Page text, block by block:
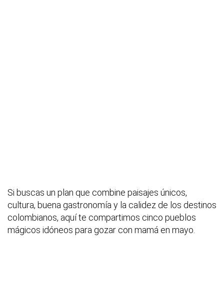
Si buscas un plan que combine paisajes únicos,
cultura, buena gastronomía y la calidez de los destinos
colombianos, aquí te compartimos cinco pueblos
mágicos idóneos para gozar con mamá en mayo.